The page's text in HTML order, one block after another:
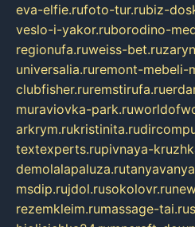
eva-elfie.rufoto-tur.rubiz-
veslo-i-yakor.ruborodino-
regionufa.ruweiss-bet.ru
universalia.ruremont-mebeli-
clubfisher.ruremstirufa.ru
muraviovka-park.ru
arkrym.rukristinita.ru
textexperts.rupivnaya-
demolalapaluza.ru
msdip.rujdol.rusokolovr.ru
rezemkleim.rumassage-tai.ru